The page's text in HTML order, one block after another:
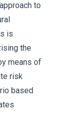
to
is
the
means of
risk
based